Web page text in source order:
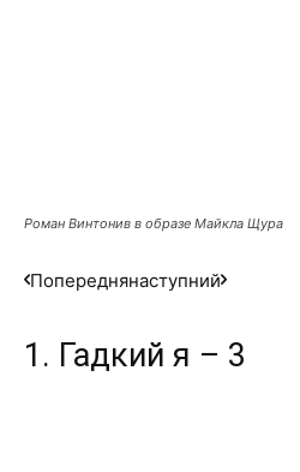
Роман Винтонив в образе Майкла Щура
Попереднянаступний
1. Гадкий я – 3